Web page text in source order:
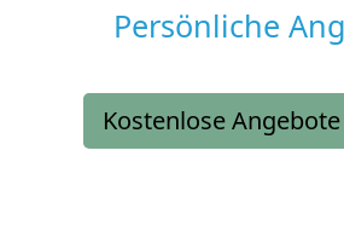
Persönliche
Kostenlose